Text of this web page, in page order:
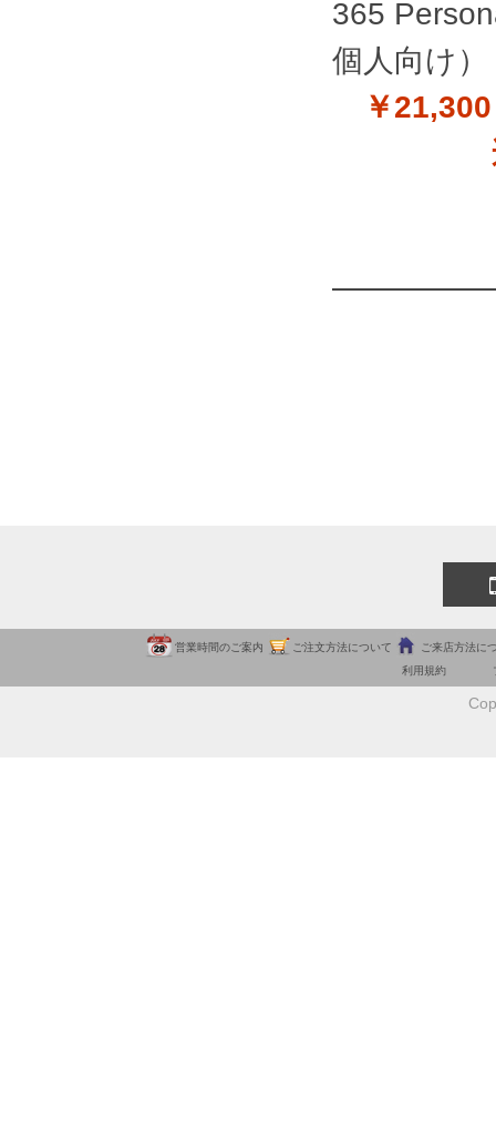
365
個人向け）
￥
営業時間のご案内 ご注文方法について
ご来店方法に
利用規約